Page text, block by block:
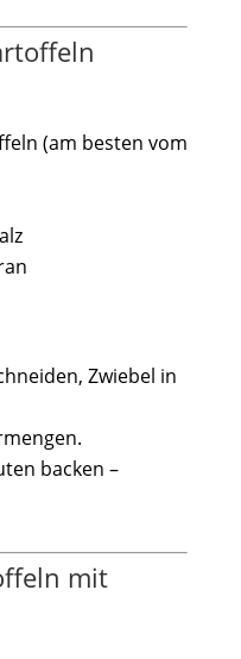
(am besten vom
Zwiebel in
backen –
mit